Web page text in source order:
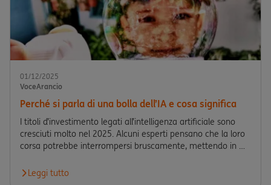
01/12/2025
VoceArancio
Perché si parla di una bolla dell’IA e cosa significa
I titoli d’investimento legati all’intelligenza artificiale sono
cresciuti molto nel 2025. Alcuni esperti pensano che la loro
corsa potrebbe interrompersi bruscamente, mettendo in …
Leggi tutto
Leggi l'articolo Perché si parla di una bolla dell’IA e cosa significa